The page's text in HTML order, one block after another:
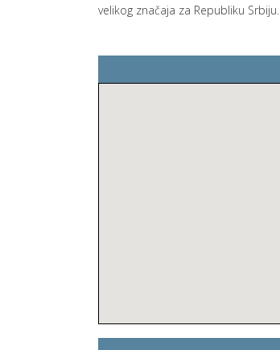
velikog značaja za Republiku Srbiju.